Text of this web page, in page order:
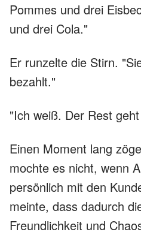
Pommes und drei
und drei Cola."
Er runzelte die Stirn.
bezahlt."
"Ich weiß. Der Rest
Einen Moment lang
mochte es nicht, wenn
persönlich mit den
meinte, dass dadurch
Freundlichkeit und